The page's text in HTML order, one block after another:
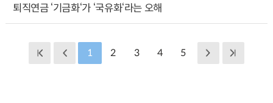
퇴직연금 ‘기금화‘가 ‘국유화‘라는 오해
1 2 3 4 5